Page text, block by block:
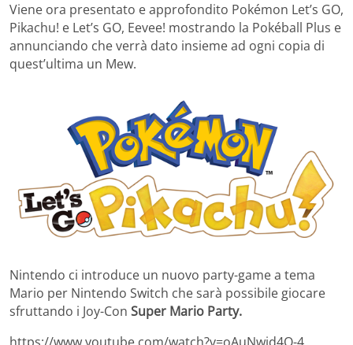
Viene ora presentato e approfondito Pokémon Let’s GO,
Pikachu! e Let’s GO, Eevee! mostrando la Pokéball Plus e
annunciando che verrà dato insieme ad ogni copia di
quest’ultima un Mew.
Nintendo ci introduce un nuovo party-game a tema
Mario per Nintendo Switch che sarà possibile giocare
sfruttando i Joy-Con Super Mario Party.